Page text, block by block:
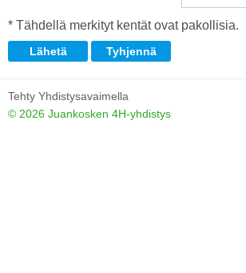
* Tähdellä merkityt kentät ovat pakollisia.
Tehty Yhdistysavaimella
© 2026 Juankosken 4H-yhdistys